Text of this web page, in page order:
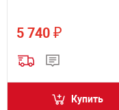
5 740 ₽
Купить